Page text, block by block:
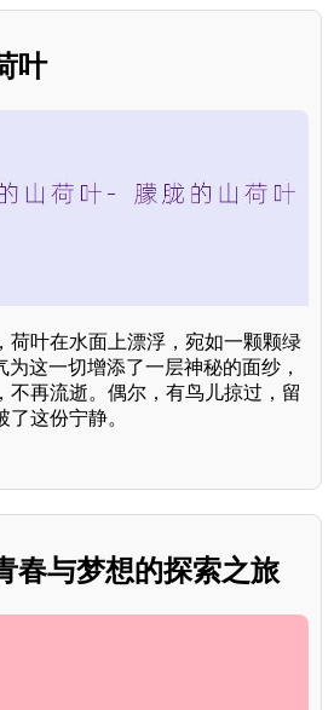
叶
荷叶在水面上漂浮，宛如一颗颗绿
这一切增添了一层神秘的面纱，
不再流逝。偶尔，有鸟儿掠过，留
了这份宁静。
春与梦想的探索之旅